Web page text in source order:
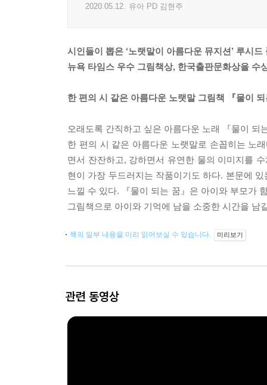
2020.05.12. 유아 PD 김현주
시인들이 뽑은 ‘노랫말이 아름다운 뮤지션’ 루시드
뉴욕 타임스 우수 그림책상, 한국출판문화상을 수
한 편의 시 같은 아름다운 노랫말 그림책 『물이
오래도록 간직하고 싶은 아름다운 노래 『물이 되
한 편의 시 같은 아름다운 노랫말로 손꼽히는 노
면서 잔잔하고, 강하면서 유연한 물의 이미지를
현이 가장 두드러지는 작품이기도 하다. 본문에
느낄 수 있다. 『물이 되는 꿈』은 아이와 부모가
그림책으로 아이와 기억에 남을 소중한 시간을 남
책의 일부 내용을 미리 읽어보실 수 있습니다. 미리보기
관련 동영상